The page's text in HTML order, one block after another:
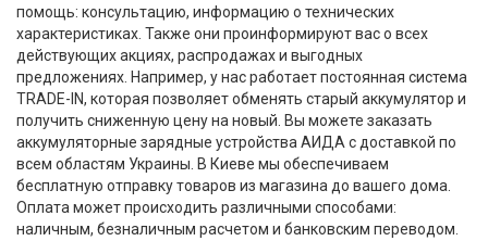
помощь: консультацию, информацию о технических
характеристиках. Также они проинформируют вас о всех
действующих акциях, распродажах и выгодных
предложениях. Например, у нас работает постоянная система
TRADE-IN, которая позволяет обменять старый аккумулятор и
получить сниженную цену на новый. Вы можете заказать
аккумуляторные зарядные устройства АИДА с доставкой по
всем областям Украины. В Киеве мы обеспечиваем
бесплатную отправку товаров из магазина до вашего дома.
Оплата может происходить различными способами:
наличным, безналичным расчетом и банковским переводом.